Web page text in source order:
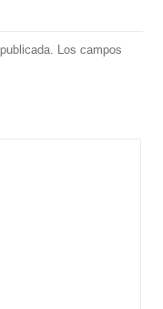
Los campos